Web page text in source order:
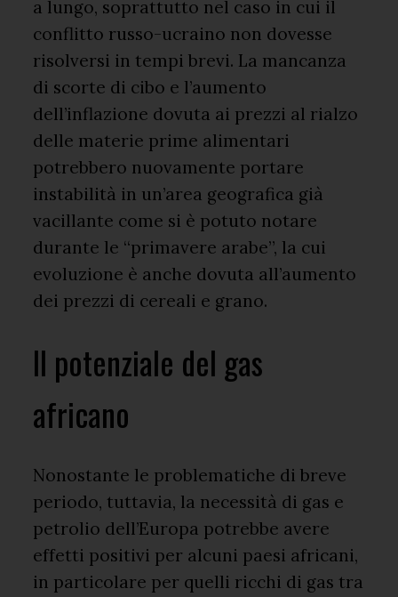
a lungo, soprattutto nel caso in cui il
conflitto russo-ucraino non dovesse
risolversi in tempi brevi. La mancanza
di scorte di cibo e l’aumento
dell’inflazione dovuta ai prezzi al rialzo
delle materie prime alimentari
potrebbero nuovamente portare
instabilità in un’area geografica già
vacillante come si è potuto notare
durante le “primavere arabe”, la cui
evoluzione è anche dovuta all’aumento
dei prezzi di cereali e grano.
Il potenziale del gas
africano
Nonostante le problematiche di breve
periodo, tuttavia, la necessità di gas e
petrolio dell’Europa potrebbe avere
effetti positivi per alcuni paesi africani,
in particolare per quelli ricchi di gas tra